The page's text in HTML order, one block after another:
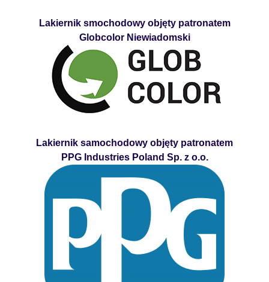
Lakiernik smochodowy objęty patronatem
Globcolor Niewiadomski
Lakiernik samochodowy objęty patronatem
PPG Industries Poland Sp. z o.o.